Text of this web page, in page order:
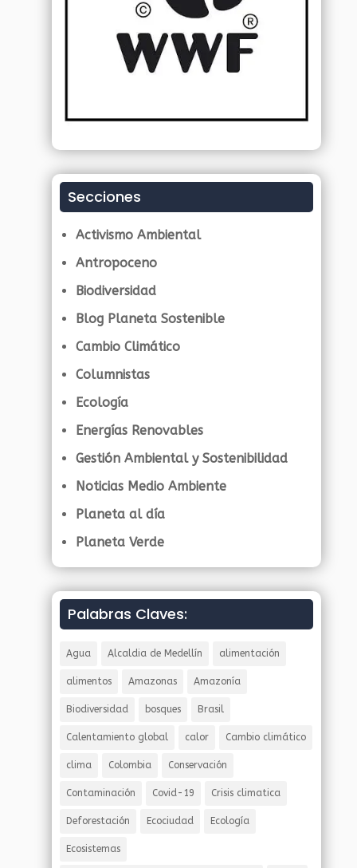
Secciones
Activismo Ambiental
Antropoceno
Biodiversidad
Blog Planeta Sostenible
Cambio Climático
Columnistas
Ecología
Energías Renovables
Gestión Ambiental y Sostenibilidad
Noticias Medio Ambiente
Planeta al día
Planeta Verde
Palabras Claves:
Agua Alcaldia de Medellín alimentación
alimentos Amazonas Amazonía
Biodiversidad bosques Brasil
Calentamiento global calor Cambio climático
clima Colombia Conservación
Contaminación Covid-19 Crisis climatica
Deforestación Ecociudad Ecología
Ecosistemas